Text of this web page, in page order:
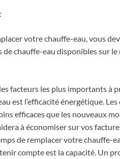
votre chauffe-eau, vous
chauffe-eau disponibles sur le
facteurs les plus importants à
est l’efficacité énergétique.
efficaces que les nouveaux
à économiser sur vos
de remplacer votre chauffe-
compte est la capacité. Un